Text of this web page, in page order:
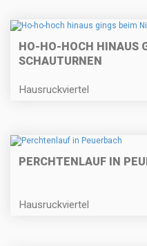
HO-HO-HOCH HINAUS
SCHAUTURNEN
Hausruckviertel
PERCHTENLAUF IN
Hausruckviertel